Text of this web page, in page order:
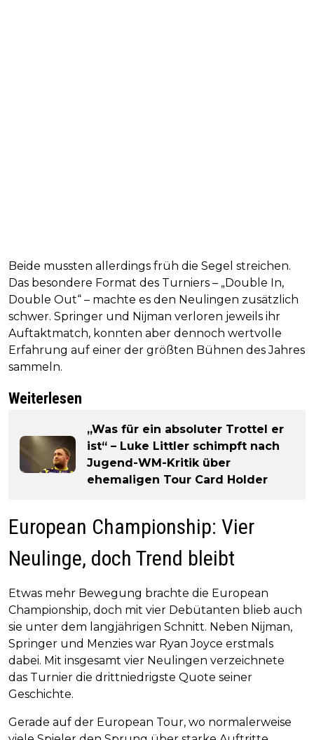
Beide mussten allerdings früh die Segel streichen.
Das besondere Format des Turniers – „Double In,
Double Out“ – machte es den Neulingen zusätzlich
schwer. Springer und Nijman verloren jeweils ihr
Auftaktmatch, konnten aber dennoch wertvolle
Erfahrung auf einer der größten Bühnen des Jahres
sammeln.
Weiterlesen
„Was für ein absoluter Trottel er
ist“ – Luke Littler schimpft nach
Jugend-WM-Kritik über
ehemaligen Tour Card Holder
European Championship: Vier
Neulinge, doch Trend bleibt
Etwas mehr Bewegung brachte die European
Championship, doch mit vier Debütanten blieb auch
sie unter dem langjährigen Schnitt. Neben Nijman,
Springer und Menzies war Ryan Joyce erstmals
dabei. Mit insgesamt vier Neulingen verzeichnete
das Turnier die drittniedrigste Quote seiner
Geschichte.
Gerade auf der European Tour, wo normalerweise